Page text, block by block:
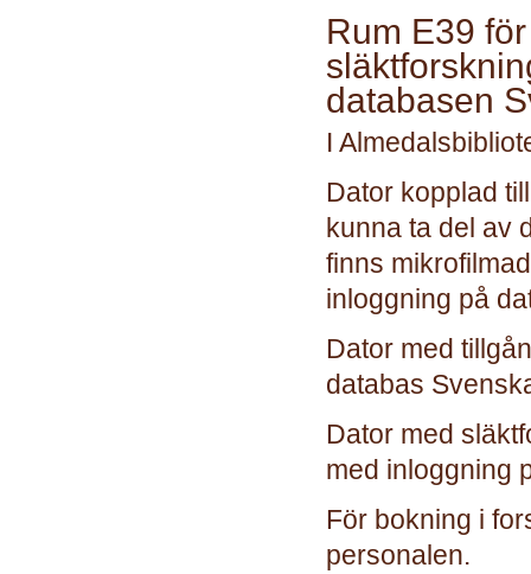
Rum E39 för
databasen
I
Dator kopplad
kunna ta del av
finns
inloggning på
Dator med
databas
Dator med
med inloggning
För bokning i
personalen.